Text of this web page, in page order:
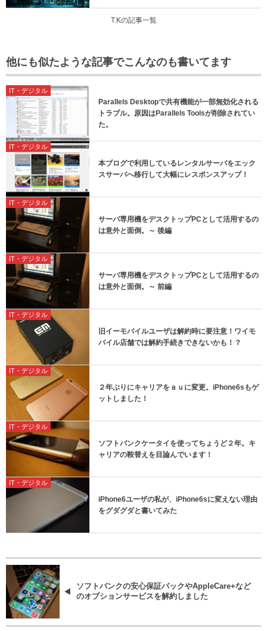
T.Kの記事一覧
他にも似たような記事でこんなのも書いてます
IT・デジタル
Parallels Desktopで共有機能が一部無効化される
トラブル。原因はParallels Toolsが削除されてい
た。
IT・デジタル
本ブログで利用しているレンタルサーバをエック
スサーバへ移行して大幅にレスポンスアップ！
IT・デジタル
サーバ専用機をデスクトップPCとして活用するの
は意外と面倒。～ 後編
IT・デジタル
サーバ専用機をデスクトップPCとして活用するの
は意外と面倒。～ 前編
IT・デジタル
旧イーモバイルユーザは解約時に要注意！ワイモ
バイル店舗では解約手続きできないかも！？
IT・デジタル
２年ぶりにキャリアをａｕに変更。iPhone6sもゲ
ットしました！
IT・デジタル
ソフトバンクケータイを使ってちょうど２年。キ
ャリアの鞍替えを目論んでいます！
IT・デジタル
iPhone6ユーザの私が、iPhone6sに変えない理由
をグダグダと書いてみた
ソフトバンクの安心保証パックやAppleCare+など
のオプションサービスを解約しました